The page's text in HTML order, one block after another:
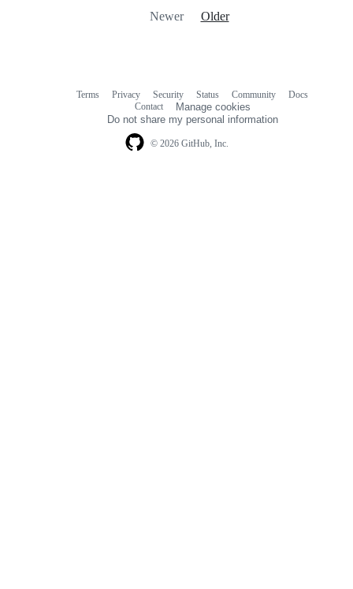
Newer Older
© 2026 GitHub, Inc.
Terms Privacy Security Status Community
Docs
Contact
Manage cookies
Do not share my personal information